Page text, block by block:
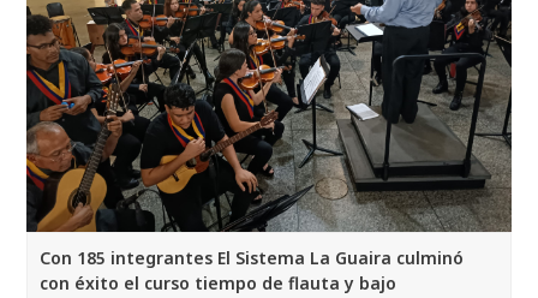
Con 185 integrantes El Sistema La Guaira culminó
con éxito el curso tiempo de flauta y bajo